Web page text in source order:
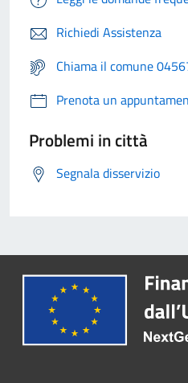
Richiedi Assistenza
Chiama il comune
Prenota un
Problemi in città
Segnala disservizio